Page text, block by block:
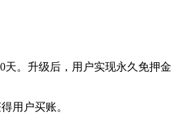
。升级后，用户实现永久免押金
用户买账。